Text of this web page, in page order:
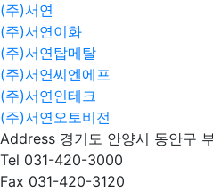
(주)서연
(주)서연이화
(주)서연탑메탈
(주)서연씨엔에프
(주)서연인테크
(주)서연오토비전
Address 경기도 안양시 동안구
Tel 031-420-3000
Fax 031-420-3120